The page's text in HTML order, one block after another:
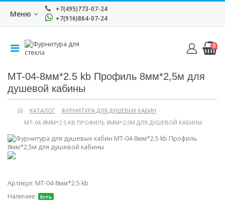
Меню
+7(495)773-07-24
+7(916)864-07-24
0
MT-04-8мм*2.5 kb Профиль 8мм*2,5м для
душевой кабины
КАТАЛОГ
ФУРНИТУРА ДЛЯ ДУШЕВЫХ КАБИН
MT-04-8ММ*2.5 KB ПРОФИЛЬ 8ММ*2,5М ДЛЯ ДУШЕВОЙ КАБИНЫ
Артикул: MT-04-8мм*2.5 kb
Наличие:
Есть